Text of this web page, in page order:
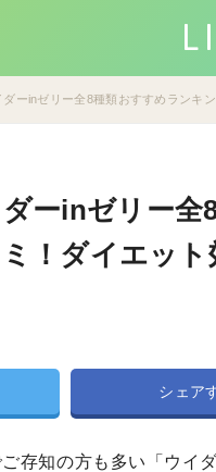
ダーinゼリー全8種類おすすめランキ
ーinゼリー全
！ダイエッ
シェア
存知の方も多い「ウイ